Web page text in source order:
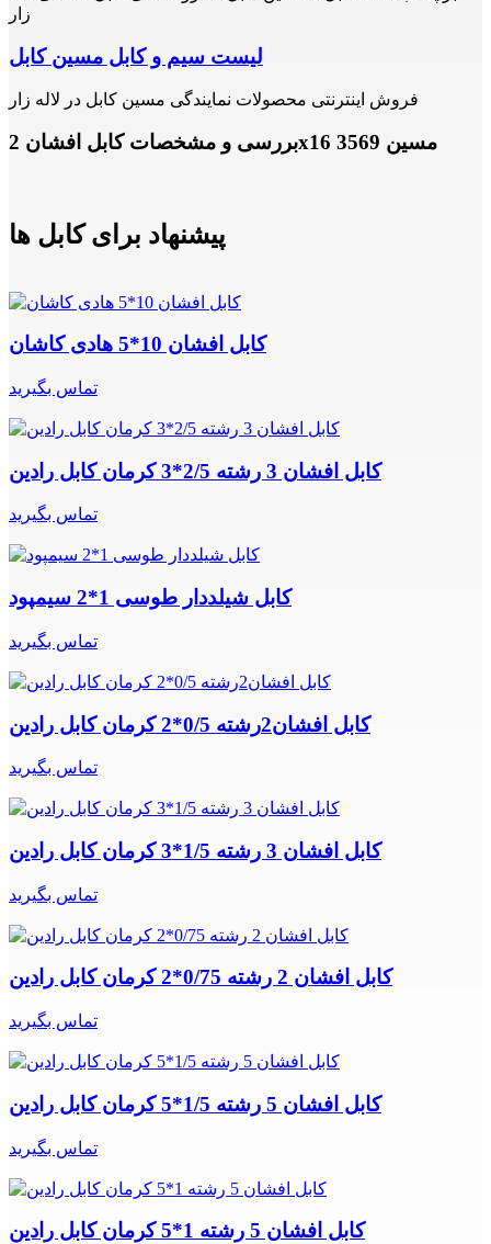
زار
لیست سیم و کابل مسین کابل
فروش اینترنتی محصولات نمایندگی مسین کابل در لاله زار
بررسی و مشخصات کابل افشان 2x16 مسین 3569
پیشنهاد برای کابل ها
کابل افشان 10*5 هادی کاشان
تماس بگیرید
کابل افشان 3 رشته 2/5*3 کرمان کابل رادین
تماس بگیرید
کابل شیلددار طوسی 1*2 سیمپود
تماس بگیرید
کابل افشان2رشته 0/5*2 کرمان کابل رادین
تماس بگیرید
کابل افشان 3 رشته 1/5*3 کرمان کابل رادین
تماس بگیرید
کابل افشان 2 رشته 0/75*2 کرمان کابل رادین
تماس بگیرید
کابل افشان 5 رشته 1/5*5 کرمان کابل رادین
تماس بگیرید
کابل افشان 5 رشته 1*5 کرمان کابل رادین